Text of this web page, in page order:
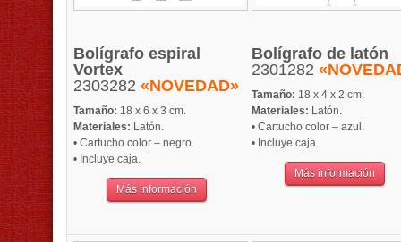
Bolígrafo espiral
Vortex
2303282 «NOVEDAD»
Tamaño: 18 x 6 x 3 cm.
Materiales: Latón.
• Cartucho color – negro.
• Incluye caja.
Más información
Bolígrafo de latón
2301282
Tamaño: 18 x 4 x 2 cm.
Materiales: Latón.
• Cartucho color – azul.
• Incluye caja.
Más información